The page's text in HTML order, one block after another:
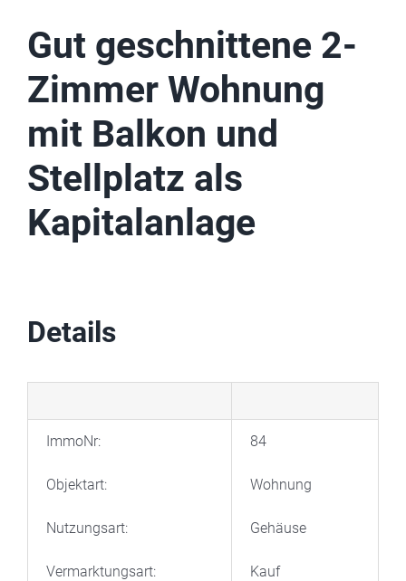
Gut geschnittene 2-
Zimmer Wohnung
mit Balkon und
Stellplatz als
Kapitalanlage
Details
ImmoNr:
Objektart:
Nutzungsart:
Vermarktungsart:
84
Wohnung
Gehäuse
Kauf